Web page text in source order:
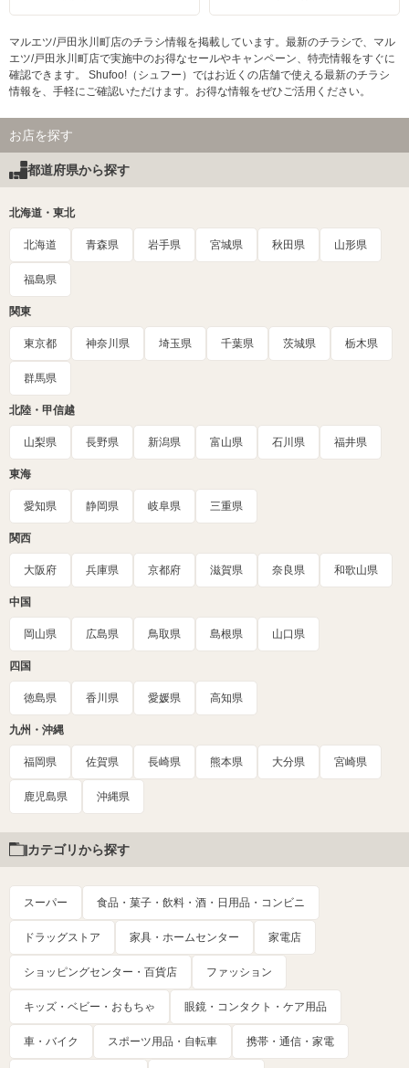
マルエツ/戸田氷川町店のチラシ情報を掲載しています。最新のチラシで、マル
エツ/戸田氷川町店で実施中のお得なセールやキャンペーン、特売情報をすぐに
確認できます。 Shufoo!（シュフー）ではお近くの店舗で使える最新のチラシ
情報を、手軽にご確認いただけます。お得な情報をぜひご活用ください。
お店を探す
都道府県から探す
北海道・東北
北海道 青森県 岩手県 宮城県 秋田県 山形県
福島県
関東
東京都 神奈川県 埼玉県 千葉県 茨城県 栃木県
群馬県
北陸・甲信越
山梨県 長野県 新潟県 富山県 石川県 福井県
東海
愛知県 静岡県 岐阜県 三重県
関西
大阪府 兵庫県 京都府 滋賀県 奈良県 和歌山県
中国
岡山県 広島県 鳥取県 島根県 山口県
四国
徳島県 香川県 愛媛県 高知県
九州・沖縄
福岡県 佐賀県 長崎県 熊本県 大分県 宮崎県
鹿児島県 沖縄県
カテゴリから探す
スーパー 食品・菓子・飲料・酒・日用品・コンビニ
ドラッグストア 家具・ホームセンター 家電店
ショッピングセンター・百貨店 ファッション
キッズ・ベビー・おもちゃ 眼鏡・コンタクト・ケア用品
車・バイク スポーツ用品・自転車 携帯・通信・家電